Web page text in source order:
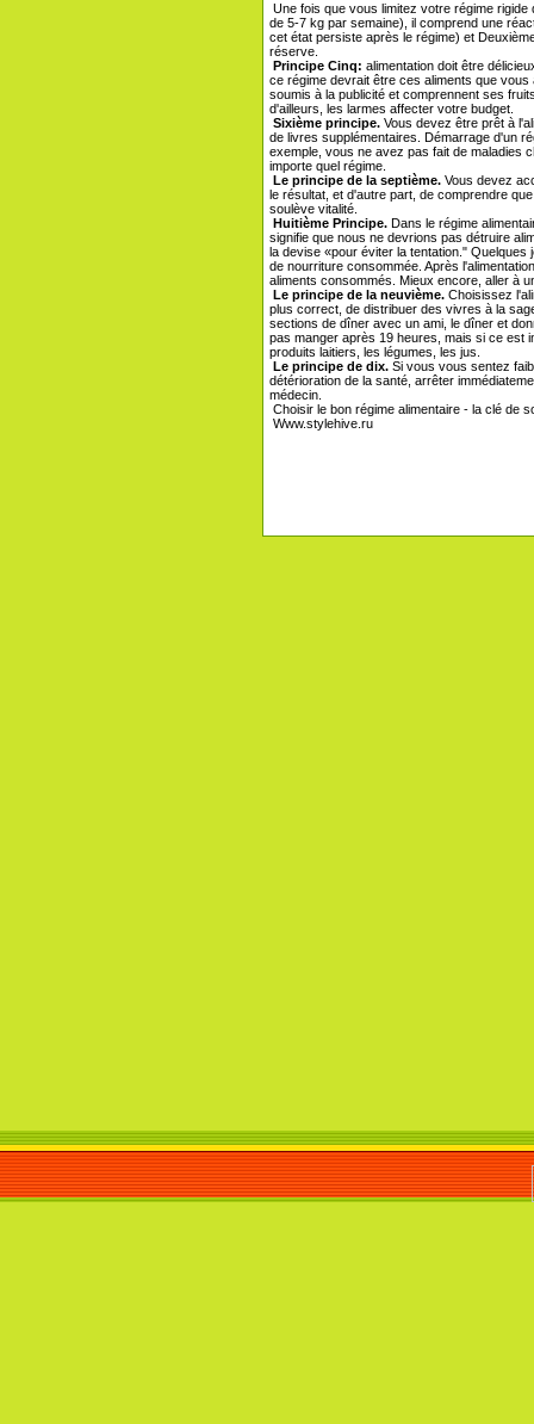
Une fois que vous limitez votre régime
de 5-7 kg par semaine), il comprend une
cet état persiste après le régime) et
réserve.
Principe Cinq: alimentation doit être
ce régime devrait être ces aliments que
soumis à la publicité et comprennent ses
d'ailleurs, les larmes affecter votre budget.
Sixième principe. Vous devez être prêt à
de livres supplémentaires. Démarrage d'un
exemple, vous ne avez pas fait de maladies
importe quel régime.
Le principe de la septième. Vous devez
le résultat, et d'autre part, de comprendre
soulève vitalité.
Huitième Principe. Dans le régime
signifie que nous ne devrions pas détruire
la devise «pour éviter la tentation."
de nourriture consommée. Après
aliments consommés. Mieux encore, aller à
Le principe de la neuvième. Choisissez
plus correct, de distribuer des vivres à la
sections de dîner avec un ami, le dîner et
pas manger après 19 heures, mais si ce est
produits laitiers, les légumes, les jus.
Le principe de dix. Si vous vous sentez
détérioration de la santé, arrêter
médecin.
Choisir le bon régime alimentaire - la clé de
Www.stylehive.ru